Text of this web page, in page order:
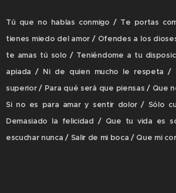
Tú que no hablas conmigo / Te portas
tienes miedo del amor / Ofendes a los
te amas tú solo / Teniéndome a tu
apiada / Ni de quien mucho le respeta /
superior / Para qué será que piensas / Que
Si no es para amar y sentir dolor / Sólo
Demasiado la felicidad / Que tu vida es
escuchar nunca / Salir de mi boca / Que mi